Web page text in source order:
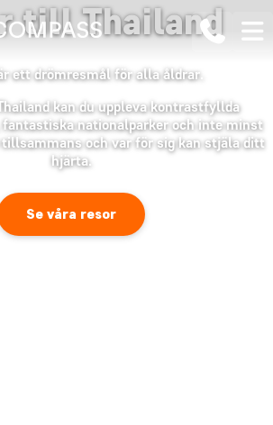
till Thailand
ett drömresmål för alla åldrar.
kan du uppleva kontrastfyllda
nationalparker och inte minst
tillsammans och var för sig kan stjäla ditt
hjärta.
Se våra resor